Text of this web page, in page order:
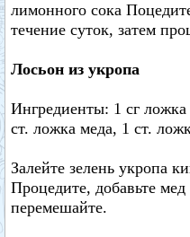
лимонного сока
течение суток, затем
Лосьон из укропа
Ингредиенты: 1 сг ложка
ст. ложка меда, 1 ст.
Залейте зелень укропа
Процедите, добавьте
перемешайте.